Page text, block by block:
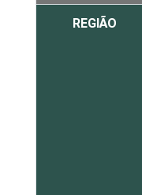
REGIÃO